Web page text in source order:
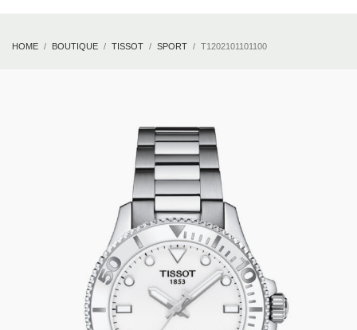
HOME BOUTIQUE TISSOT SPORT T1202101101100